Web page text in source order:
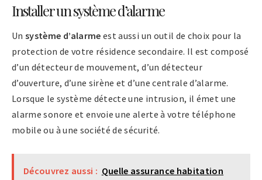
Installer un système d’alarme
Unsystème d’alarme est aussi un outil de choix pour la
protection de votre résidence secondaire. Il est composé
d’un détecteur de mouvement, d’un détecteur
d’ouverture, d’une sirène et d’une centrale d’alarme.
Lorsque le système détecte une intrusion, il émet une
alarme sonore et envoie une alerte à votre téléphone
mobile ou à une société de sécurité.
Découvrez aussi : Quelle assurance habitation